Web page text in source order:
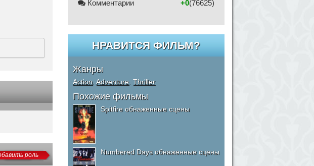
роль
Комментарии (76625)
+0
НРАВИТСЯ ФИЛЬМ?
Жанры
Action Adventure, Thriller
Похожие фильмы
Spitfire обнаженные сцены
Numbered Days обнаженные сцены